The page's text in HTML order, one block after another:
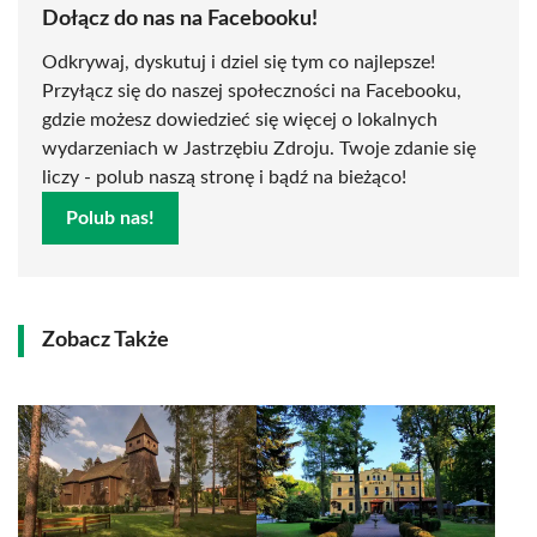
Dołącz do nas na Facebooku!
Odkrywaj, dyskutuj i dziel się tym co najlepsze!
Przyłącz się do naszej społeczności na Facebooku,
gdzie możesz dowiedzieć się więcej o lokalnych
wydarzeniach w Jastrzębiu Zdroju. Twoje zdanie się
liczy - polub naszą stronę i bądź na bieżąco!
Polub nas!
Zobacz Także